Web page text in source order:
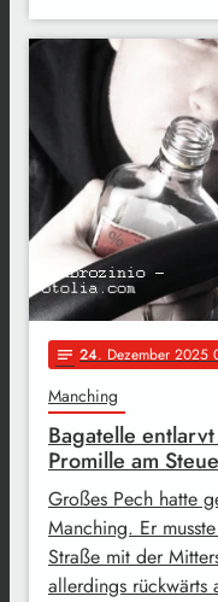
notes 24. Dezember 2025
Manching
Bagatelle
Promille am
Großes Pech hatte
Manching. Er
Straße mit der
allerdings